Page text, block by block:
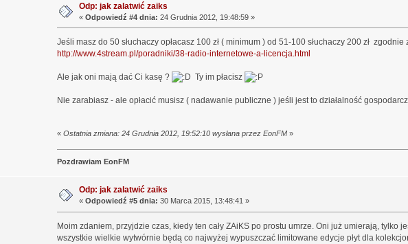
Odp: jak zalatwić zaiks
« Odpowiedź #4 dnia: 24 Grudnia 2012, 19:48:59 »
Jeśli masz do 50 słuchaczy opłacasz 100 zł ( minimum ) od 51-100 słuchaczy 200 zł zgodnie
http://www.4stream.pl/poradniki/38-radio-internetowe-a-licencja.html
Ale jak oni mają dać Ci kasę ? Ty im płacisz
Nie zarabiasz - ale opłacić musisz ( nadawanie publiczne ) jeśli jest to działalność
« Ostatnia zmiana: 24 Grudnia 2012, 19:52:10 wysłana przez EonFM»
Pozdrawiam EonFM
Odp: jak zalatwić zaiks
« Odpowiedź #5 dnia: 30 Marca 2015, 13:48:41 »
Moim zdaniem, przyjdzie czas, kiedy ten cały ZAiKS po prostu umrze. Oni już umierają, tylko
wszystkie wielkie wytwórnie będą co najwyżej wypuszczać limitowane edycje płyt dla